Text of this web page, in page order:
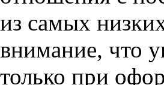
из самых
внимание, что
только при